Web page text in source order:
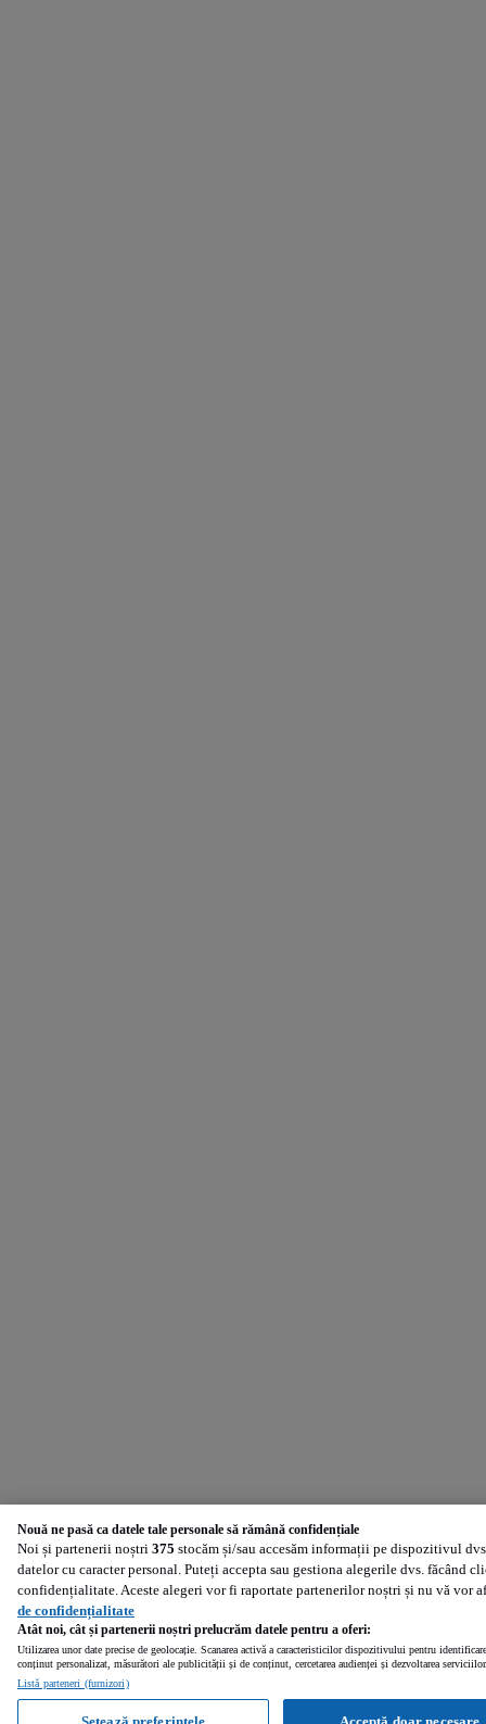
Nouă ne pasă ca datele tale personale să rămână confidențiale
Noi și partenerii noștri 375 stocăm și/sau accesăm informații pe dispozitivul
datelor cu caracter personal. Puteți accepta sau gestiona alegerile dvs. făcând
confidențialitate. Aceste alegeri vor fi raportate partenerilor noștri și nu vă vor
de confidențialitate
Atât noi, cât și partenerii noștri prelucrăm datele pentru a oferi:
Utilizarea unor date precise de geolocație. Scanarea activă a caracteristicilor dispozitivului pentru
conținut personalizat, măsurători ale publicității și de conținut, cercetarea audienței și dezvoltarea
Listă parteneri (furnizori)